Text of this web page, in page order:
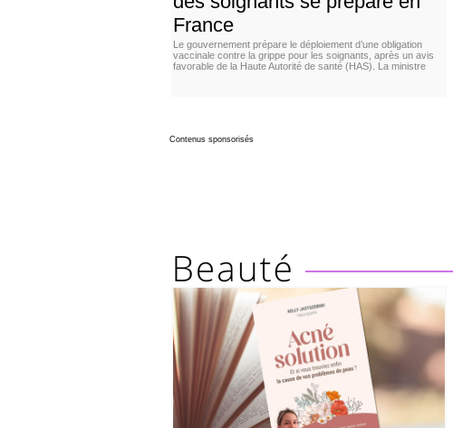
France
Le gouvernement prépare le déploiement d’une obligation
vaccinale contre la grippe pour les soignants, après un avis
favorable de la Haute Autorité de santé (HAS). La ministre
Contenus sponsorisés